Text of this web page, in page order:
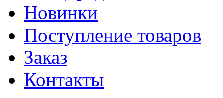
Новинки
Поступление товаров
Заказ
Контакты